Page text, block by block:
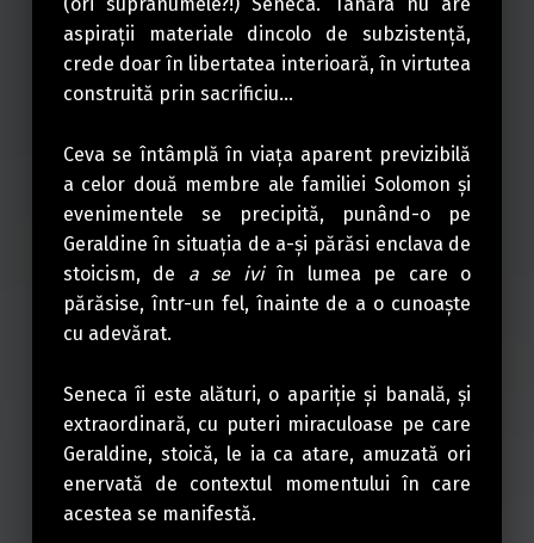
(ori supranumele?!) Seneca. Tânăra nu are
aspiraţii materiale dincolo de subzistenţă,
crede doar în libertatea interioară, în virtutea
construită prin sacrificiu…
Ceva se întâmplă în viaţa aparent previzibilă
a celor două membre ale familiei Solomon şi
evenimentele se precipită, punând-o pe
Geraldine în situaţia de a-şi părăsi enclava de
stoicism, de a se iviîn lumea pe care o
părăsise, într-un fel, înainte de a o cunoaşte
cu adevărat.
Seneca îi este alături, o apariţie şi banală, şi
extraordinară, cu puteri miraculoase pe care
Geraldine, stoică, le ia ca atare, amuzată ori
enervată de contextul momentului în care
acestea se manifestă.